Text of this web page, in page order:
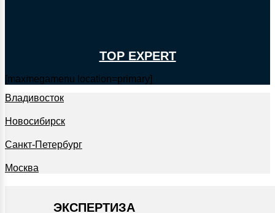
TOP EXPERT
[maxmegamenu location=primary]
Владивосток
Новосибирск
Санкт-Петербург
Москва
ЭКСПЕРТИЗА